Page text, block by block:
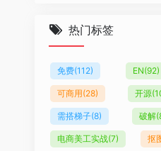
热门标签
免费(112) EN(92)
可商用(28) 开源
需搭梯子(8) 破解
电商美工实战(7) 抠